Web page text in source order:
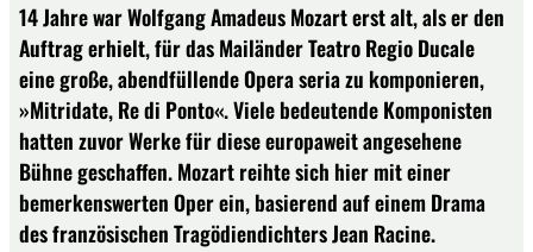
14 Jahre war Wolfgang Amadeus Mozart erst alt, als er den
Auftrag erhielt, für das Mailänder Teatro Regio Ducale
eine große, abendfüllende Opera seria zu komponieren,
»Mitridate, Re di Ponto«. Viele bedeutende Komponisten
hatten zuvor Werke für diese europaweit angesehene
Bühne geschaffen. Mozart reihte sich hier mit einer
bemerkenswerten Oper ein, basierend auf einem Drama
des französischen Tragödiendichters Jean Racine.